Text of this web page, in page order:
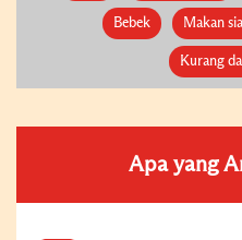
Bebek Makan
Kurang
Apa yang